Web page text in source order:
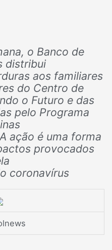
o Banco de
distribui
aos familiares
do Centro de
o Futuro e das
pelo Programa
ação é uma forma
provocados
coronavírus